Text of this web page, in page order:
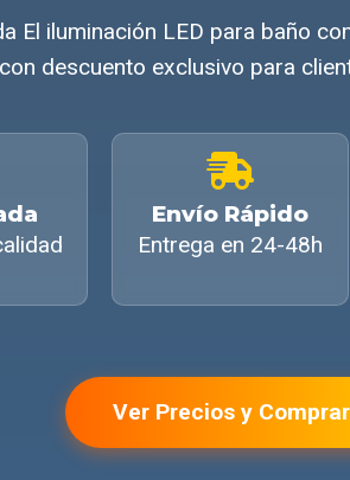
El iluminación LED para baño
con descuento exclusivo para
Envío Rápido
Entrega en 24-48h
Ver Precios y Comprar